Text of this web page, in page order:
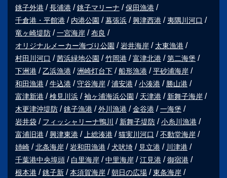
銚子外港
長浦港 銚子マリーナ
保田漁港
千倉港・平館港
内港公園 幕張浜 興津西港
夷隅川河口
竜ヶ崎堤防
一宮海岸
布良
オリジナルメーカー海づり公園
岩井海岸
太東漁港
村田川河口
茜浜緑地公園 竹岡港 富津北港
第二海堡
下洲港
乙浜漁港 洲崎灯台下 船形漁港
平砂浦海岸
和田漁港
牛込港 守谷海岸 浦安港 小湊港
勝山港
富津新港
検見川浜 袖ヶ浦海浜公園 天津港
新舞子海岸
木更津沖堤防
銚子漁港 外川漁港 金谷港
一海堡
岩井袋
フィッシャリーナ鴨川 新舞子堤防
小糸川漁港
富浦旧港
興津東港 上総湊港 猫実川河口
不動堂海岸
姉崎
北条海岸 岩和田漁港 犬吠埼 見立港
川津港
千葉港中央埠頭
白里海岸 中里海岸 江見港
御宿港
根本港
銚子新 本須賀海岸 朝日の広場
東条海岸